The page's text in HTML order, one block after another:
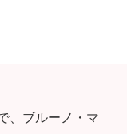
、ブルーノ・マ